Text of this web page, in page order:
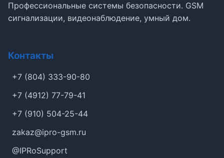
Профессиональные системы безопасности. GSM
сигнализации, видеонаблюдение, умный дом.
Контакты
+7 (804) 333-90-80
+7 (4912) 77-79-41
+7 (910) 504-25-44
zakaz@ipro-gsm.ru
@IPRoSupport